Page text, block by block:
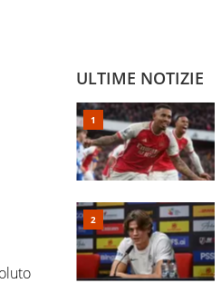
ULTIME NOTIZIE